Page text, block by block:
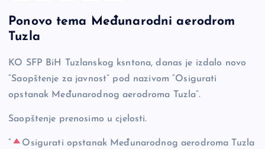
c
e
b
o
o
k
p
Li
n
k
se
g
er
er ar
Ponovo tema Međunarodni aerodrom
Tuzla
KO SFP BiH Tuzlanskog ksntona, danas je izdalo novo
“Saopštenje za javnost” pod nazivom “Osigurati
opstanak Međunarodnog aerodroma Tuzla”.
Saopštenje prenosimo u cjelosti.
“ Osigurati opstanak Međunarodnog aerodroma Tuzla